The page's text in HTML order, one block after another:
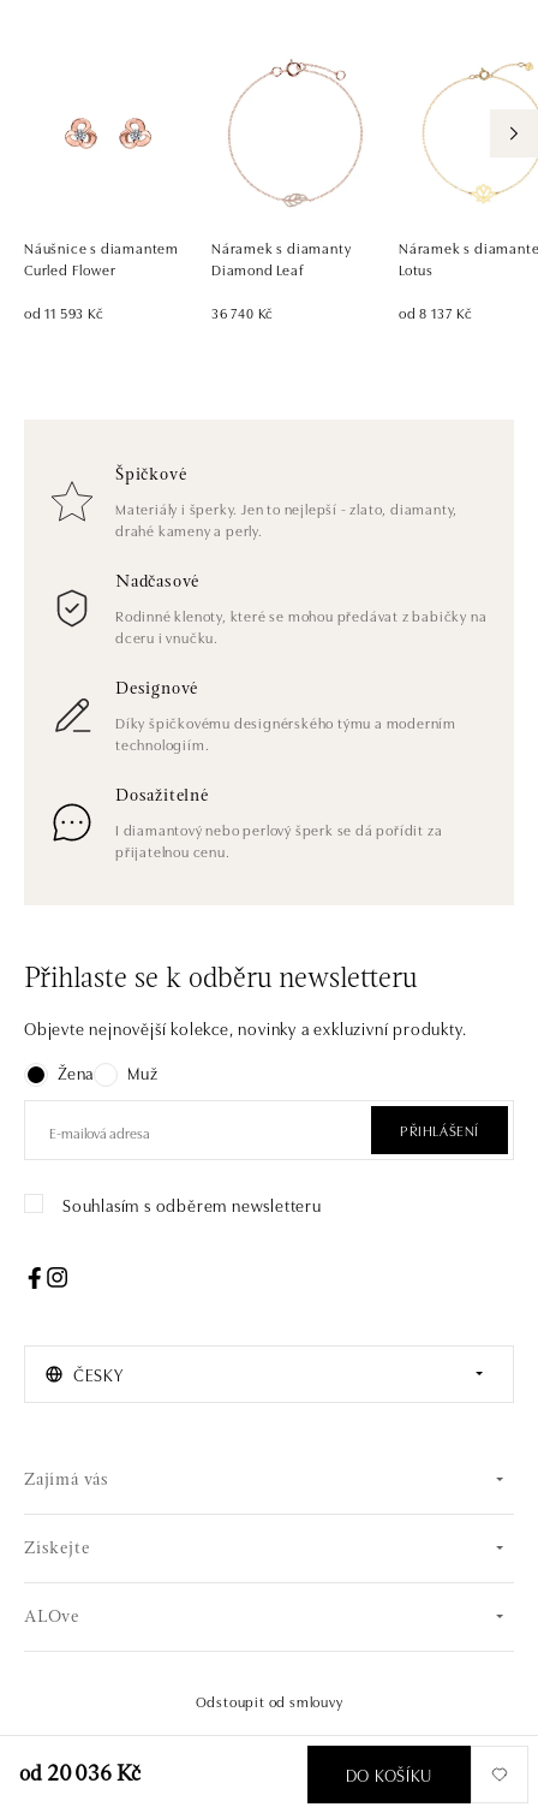
od 20 036 Kč DO KOŠÍKU
Náušnice s diamantem
Curled Flower
od 11 593 Kč
Náramek s diamanty
Diamond Leaf
36 740 Kč
Náramek s
Lotus
od 8 137 Kč
Špičkové
Materiály i šperky. Jen to nejlepší - zlato, diamanty,
drahé kameny a perly.
Nadčasové
Rodinné klenoty, které se mohou předávat z babičky na
dceru i vnučku.
Designové
Díky špičkovému designérského týmu a moderním
technologiím.
Dosažitelné
I diamantový nebo perlový šperk se dá pořídit za
přijatelnou cenu.
Přihlaste se k odběru newsletteru
Objevte nejnovější kolekce, novinky a exkluzivní produkty.
Žena
Muž
PŘIHLÁŠENÍ
Souhlasím s odběrem newsletteru
ČESKY
Zajímá vás
Získejte
ALOve
© 2026 OLA online s.r.o.. Všechna práva vyhrazena.
Odstoupit od smlouvy